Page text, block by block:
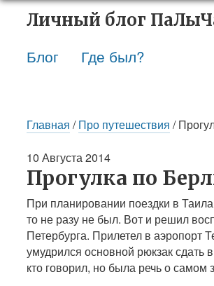
Личный блог
Блог Где был?
Главная /Про путешествия /
10 Августа 2014
Прогулка по
При планировании поездки в
то не разу не был. Вот и решил
Петербурга. Прилетел в аэропорт
умудрился основной рюкзак сдать
кто говорил, но была речь о самом